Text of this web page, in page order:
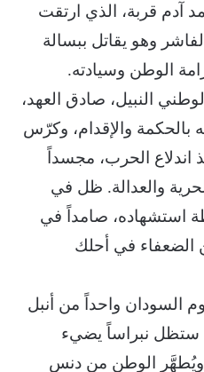
آدم قربة، الذي ارتقت
وهو يقاتل ببسالة
الوطن وسيادته.
النبيل، صادق العهد،
بالحكمة والإقدام، وكرّس
اندلاع الحرب، مجسداً
والعدالة. ظل في
استشهاده، صامداً في
الضعفاء في أحلك
السودان واحداً من أنبل
ستظل نبراساً يضيء
ويُطهَّر الوطن من دنس